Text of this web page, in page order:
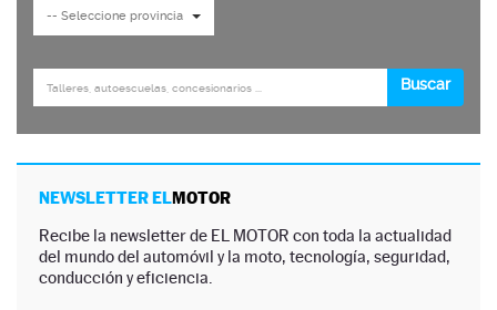
NEWSLETTER ELMOTOR
Recibe la newsletter de EL MOTOR con toda la actualidad
del mundo del automóvil y la moto, tecnología, seguridad,
conducción y eficiencia.